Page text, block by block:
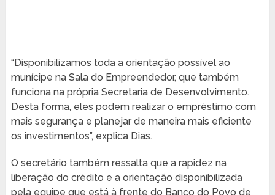
“Disponibilizamos toda a orientação possível ao
munícipe na Sala do Empreendedor, que também
funciona na própria Secretaria de Desenvolvimento.
Desta forma, eles podem realizar o empréstimo com
mais segurança e planejar de maneira mais eficiente
os investimentos”, explica Dias.
O secretário também ressalta que a rapidez na
liberação do crédito e a orientação disponibilizada
pela equipe que está à frente do Banco do Povo de